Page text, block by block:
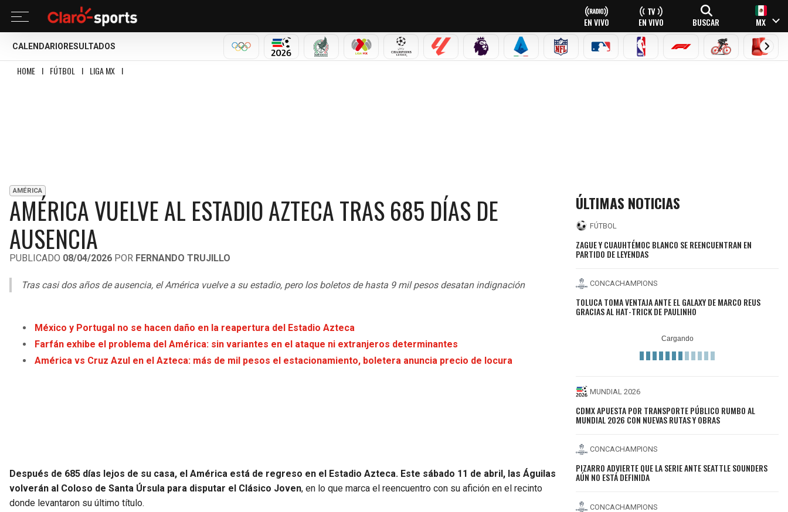
EN VIVO EN VIVO BUSCAR MX
CALENDARIO RESULTADOS
OLÍMPICOSMUNDIAL 2026SELECCIÓN MEXICANA
LIGA MX CHAMPIONS LEAGUE
LALIGA PREMIER LEAGUE
SERIE A NFL MLB NBA FÓRMULA 1CICLISMOBOXEO
HOME I FÚTBOL I LIGA MX I
AMÉRICA
AMÉRICA VUELVE AL ESTADIO AZTECA TRAS 685 DÍAS DE
AUSENCIA
PUBLICADO 08/04/2026 POR FERNANDO TRUJILLO
Tras casi dos años de ausencia, el América vuelve a su estadio, pero los boletos de hasta 9 mil pesos desatan indignación
México y Portugal no se hacen daño en la reapertura del Estadio Azteca
Farfán exhibe el problema del América: sin variantes en el ataque ni extranjeros determinantes
América vs Cruz Azul en el Azteca: más de mil pesos el estacionamiento, boletera anuncia precio de locura
Después de 685 días lejos de su casa, el América está de regreso en el Estadio Azteca. Este sábado 11 de abril, las Águilas
volverán al Coloso de Santa Úrsula para disputar el Clásico Joven, en lo que marca el reencuentro con su afición en el recinto
donde levantaron su último título.
ÚLTIMAS NOTICIAS
FÚTBOL
ZAGUE Y CUAUHTÉMOC BLANCO SE REENCUENTRAN EN
PARTIDO DE LEYENDAS
CONCACHAMPIONS
TOLUCA TOMA VENTAJA ANTE EL GALAXY DE MARCO REUS
GRACIAS AL HAT-TRICK DE PAULINHO
MUNDIAL 2026
CDMX APUESTA POR TRANSPORTE PÚBLICO RUMBO AL
MUNDIAL 2026 CON NUEVAS RUTAS Y OBRAS
CONCACHAMPIONS
PIZARRO ADVIERTE QUE LA SERIE ANTE SEATTLE SOUNDERS
AÚN NO ESTÁ DEFINIDA
CONCACHAMPIONS